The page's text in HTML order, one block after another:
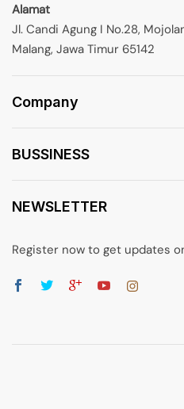
Alamat
Jl. Candi Agung I No.28,
Malang, Jawa Timur 65142
Company
BUSSINESS
NEWSLETTER
Register now to get updates